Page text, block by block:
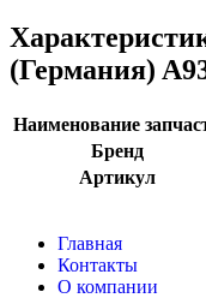
(Германия)
Наименование
Бренд
Артикул
Главная
Контакты
О компании